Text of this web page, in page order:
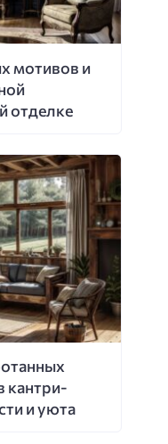
мотивов и
отделке
кантри-
и уюта